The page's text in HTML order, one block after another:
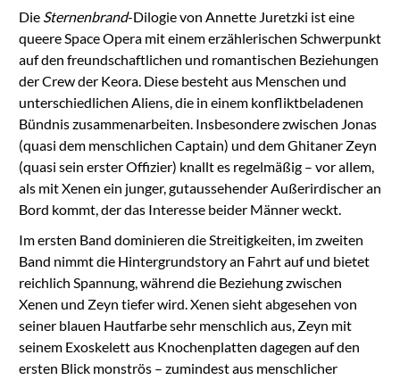
Die Sternenbrand-Dilogie von Annette Juretzki ist eine
queere Space Opera mit einem erzählerischen Schwerpunkt
auf den freundschaftlichen und romantischen Beziehungen
der Crew der Keora. Diese besteht aus Menschen und
unterschiedlichen Aliens, die in einem konfliktbeladenen
Bündnis zusammenarbeiten. Insbesondere zwischen Jonas
(quasi dem menschlichen Captain) und dem Ghitaner Zeyn
(quasi sein erster Offizier) knallt es regelmäßig – vor allem,
als mit Xenen ein junger, gutaussehender Außerirdischer an
Bord kommt, der das Interesse beider Männer weckt.
Im ersten Band dominieren die Streitigkeiten, im zweiten
Band nimmt die Hintergrundstory an Fahrt auf und bietet
reichlich Spannung, während die Beziehung zwischen
Xenen und Zeyn tiefer wird. Xenen sieht abgesehen von
seiner blauen Hautfarbe sehr menschlich aus, Zeyn mit
seinem Exoskelett aus Knochenplatten dagegen auf den
ersten Blick monströs – zumindest aus menschlicher